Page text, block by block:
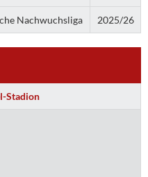
Nachwuchsliga 2025/26
Stadion